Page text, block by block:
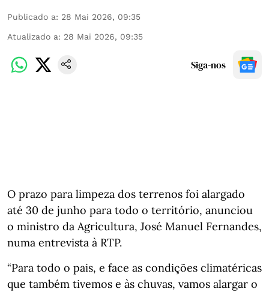
Publicado a: 28 Mai 2026, 09:35
Atualizado a: 28 Mai 2026, 09:35
Siga-nos
O prazo para limpeza dos terrenos foi alargado
até 30 de junho para todo o território, anunciou
o ministro da Agricultura, José Manuel Fernandes,
numa entrevista à RTP.
“Para todo o pais, e face as condições climatéricas
que também tivemos e às chuvas, vamos alargar o